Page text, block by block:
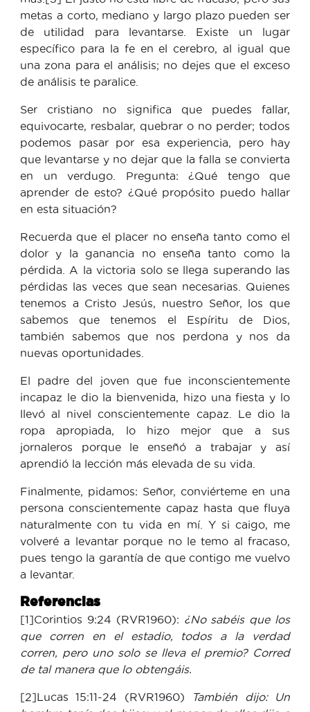
metas a corto, mediano y largo plazo pueden ser
de utilidad para levantarse. Existe un lugar
específico para la fe en el cerebro, al igual que
una zona para el análisis; no dejes que el exceso
de análisis te paralice.
Ser cristiano no significa que puedes fallar,
equivocarte, resbalar, quebrar o no perder; todos
podemos pasar por esa experiencia, pero hay
que levantarse y no dejar que la falla se convierta
en un verdugo. Pregunta: ¿Qué tengo que
aprender de esto? ¿Qué propósito puedo hallar
en esta situación?
Recuerda que el placer no enseña tanto como el
dolor y la ganancia no enseña tanto como la
pérdida. A la victoria solo se llega superando las
pérdidas las veces que sean necesarias. Quienes
tenemos a Cristo Jesús, nuestro Señor, los que
sabemos que tenemos el Espíritu de Dios,
también sabemos que nos perdona y nos da
nuevas oportunidades.
El padre del joven que fue inconscientemente
incapaz le dio la bienvenida, hizo una fiesta y lo
llevó al nivel conscientemente capaz. Le dio la
ropa apropiada, lo hizo mejor que a sus
jornaleros porque le enseñó a trabajar y así
aprendió la lección más elevada de su vida.
Finalmente, pidamos: Señor, conviérteme en una
persona conscientemente capaz hasta que fluya
naturalmente con tu vida en mí. Y si caigo, me
volveré a levantar porque no le temo al fracaso,
pues tengo la garantía de que contigo me vuelvo
a levantar.
Referencias
[1]Corintios 9:24 (RVR1960): ¿No sabéis que los
que corren en el estadio, todos a la verdad
corren, pero uno solo se lleva el premio? Corred
de tal manera que lo obtengáis.
[2]Lucas 15:11-24 (RVR1960)
También dijo: Un